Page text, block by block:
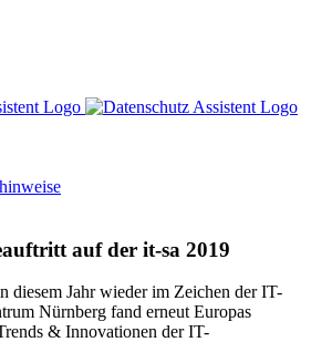
auf der it-sa 2019
diesem Jahr wieder im Zeichen der IT-
Nürnberg fand erneut Europas
& Innovationen der IT-